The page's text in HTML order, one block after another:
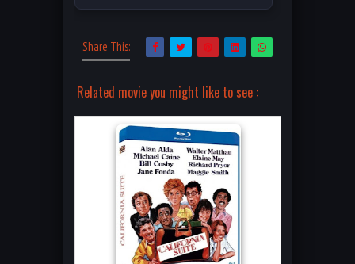
Share This:
Related movie you might like to see :